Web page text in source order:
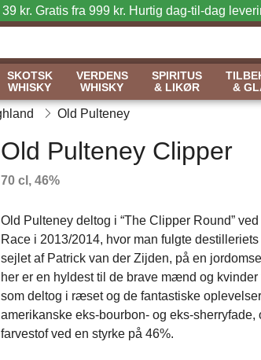
kr. Gratis fra 999 kr. Hurtig dag-til-dag
SKOTSK
WHISKY
VERDENS
WHISKY
SPIRITUS
& LIKØR
&
Old Pulteney
Old Pulteney Clipper
70 cl, 46%
Old Pulteney deltog i “The Clipper Round”
Race i 2013/2014, hvor man fulgte
sejlet af Patrick van der Zijden, på en
her er en hyldest til de brave mænd og kvinder
som deltog i ræset og de fantastiske
amerikanske eks-bourbon- og eks-
farvestof ved en styrke på 46%.